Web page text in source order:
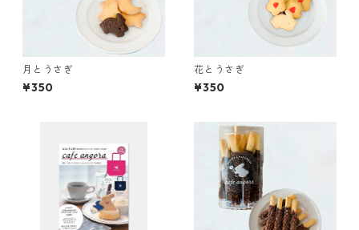
月とうさぎ
¥350
花とうさぎ
¥350